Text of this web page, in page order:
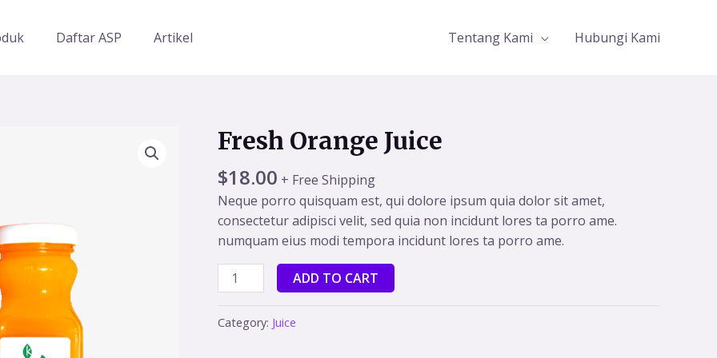
Daftar ASP Artikel Tentang Kami Hubungi Kami
Fresh Orange Juice
$18.00 + Free Shipping
Neque porro quisquam est, qui dolore ipsum quia dolor sit amet,
consectetur adipisci velit, sed quia non incidunt lores ta porro ame.
numquam eius modi tempora incidunt lores ta porro ame.
Fresh
Orange
quantity
ADD TO CART
Category: Juice